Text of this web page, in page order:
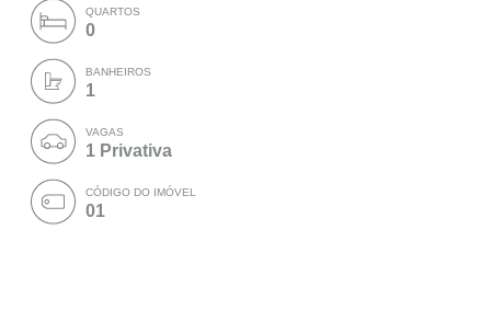
QUARTOS
0
BANHEIROS
1
VAGAS
1 Privativa
CÓDIGO DO IMÓVEL
01